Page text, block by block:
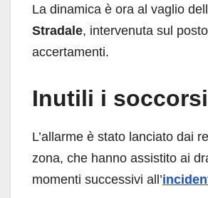
La dinamica è ora al vaglio
Stradale, intervenuta sul
accertamenti.
Inutili i soccorsi
L’allarme è stato lanciato dai
zona, che hanno assistito ai
momenti successivi all’